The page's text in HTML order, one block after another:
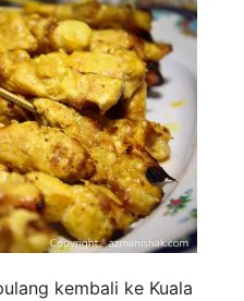
kembali ke Kuala